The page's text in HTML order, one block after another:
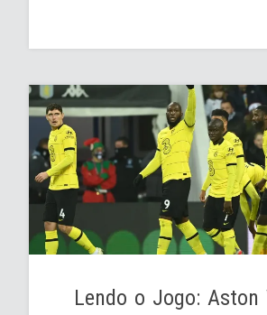
Lendo o Jogo: Aston